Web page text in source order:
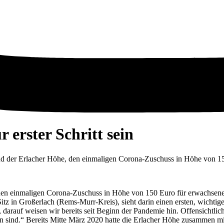
erster Schritt sein
Erlacher Höhe, den einmaligen Corona-Zuschuss in Höhe von
einmaligen Corona-Zuschuss in Höhe von 150 Euro für
in Großerlach (Rems-Murr-Kreis), sieht darin einen ersten,
weisen wir bereits seit Beginn der Pandemie hin.
Bereits Mitte März 2020 hatte die Erlacher Höhe zusammen